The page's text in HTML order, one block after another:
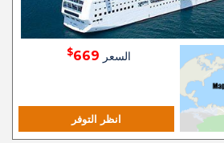
السعر 669
$
انظر التوفر